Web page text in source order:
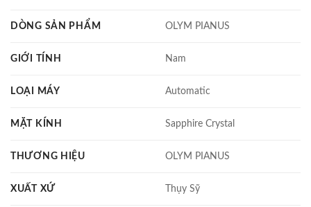
DÒNG SẢN PHẨM OLYM PIANUS
GIỚI TÍNH Nam
LOẠI MÁY Automatic
MẶT KÍNH Sapphire Crystal
THƯƠNG HIỆU OLYM PIANUS
XUẤT XỨ Thụy Sỹ